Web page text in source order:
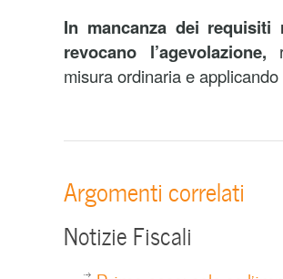
In mancanza dei requisiti
revocano l’agevolazione,
misura ordinaria e
Argomenti correlati
Notizie Fiscali